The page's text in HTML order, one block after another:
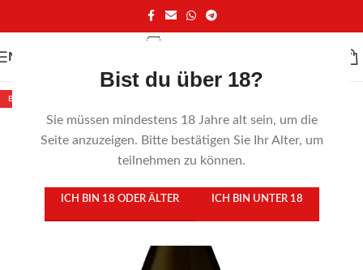
Bist du über 18?
Sie müssen mindestens 18 Jahre alt sein, um die
Seite anzuzeigen. Bitte bestätigen Sie Ihr Alter, um
teilnehmen zu können.
ICH BIN 18 ODER ÄLTER ICH BIN UNTER 18
MENÜ
BELIEBT